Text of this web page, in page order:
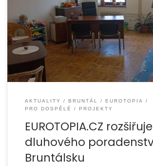
Obyvatelé Bruntálska získávají lepší
pomoci při řešení dluhů, exekucí a dalších
životních situací. Organizace
poradenskou síť […]
AKTUALITY BRUNTÁL
EUROTOPIA
PRO DOSPĚLÉ
PROJEKTY
EUROTOPIA.CZ
dluhového
Bruntálsku